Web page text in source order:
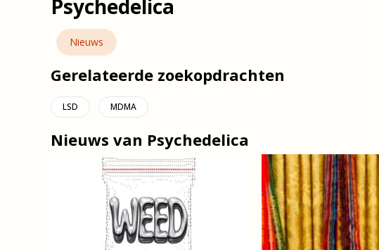
Psychedelica
Nieuws
Gerelateerde zoekopdrachten
LSD MDMA
Nieuws van Psychedelica